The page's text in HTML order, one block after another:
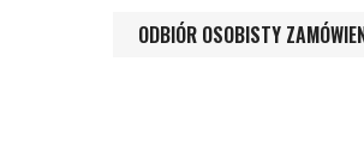
ODBIÓR OSOBISTY